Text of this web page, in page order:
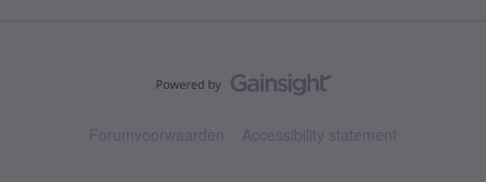
Forumvoorwaarden Accessibility statement